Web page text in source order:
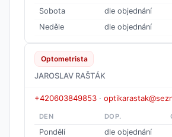
Sobota
dle objednání
Neděle
dle objednání
Optometrista
JAROSLAV RAŠTÁK
+420603849853 ·
DEN DOP.
Pondělí
dle objednání